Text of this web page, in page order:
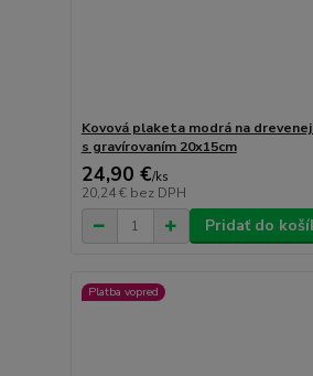
Kovová plaketa modrá na
s gravírovaním 20x15cm
24,90 €/ks
20,24 € bez DPH
Pridať do
Platba vopred